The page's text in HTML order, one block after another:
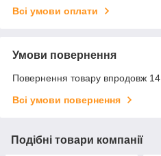
Всі умови оплати
Умови повернення
Повернення товару впродовж 14
Всі умови повернення
Подібні товари компанії